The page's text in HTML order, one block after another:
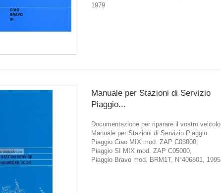
1979
Manuale per Stazioni di Servizio
Piaggio...
Documentazione per riparare il vostro veicolo
Manuale per Stazioni di Servizio Piaggio
Piaggio Ciao MIX mod. ZAP C03000,
Piaggio SI MIX mod. ZAP C05000,
Piaggio Bravo mod. BRM1T, N°406801, 1995